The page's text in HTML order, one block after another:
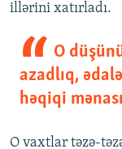
illərini xatırladı.
O
azadlıq,
həqiqi
O vaxtlar təzə-